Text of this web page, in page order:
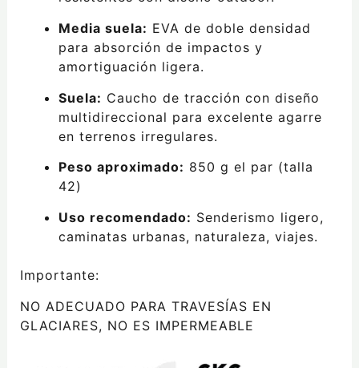
Media suela: EVA de doble densidad
para absorción de impactos y
amortiguación ligera.
Suela: Caucho de tracción con diseño
multidireccional para excelente agarre
en terrenos irregulares.
Peso aproximado: 850 g el par (talla
42)
Uso recomendado: Senderismo ligero,
caminatas urbanas, naturaleza, viajes.
Importante:
NO ADECUADO PARA TRAVESÍAS EN
GLACIARES, NO ES IMPERMEABLE